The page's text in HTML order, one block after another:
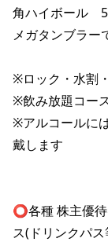
角ハイボール　
メガタンブラー
※ロック・水割
※飲み放題コー
※アルコールに
戴します
⭕️各種 株主優
ス(ドリンクパ